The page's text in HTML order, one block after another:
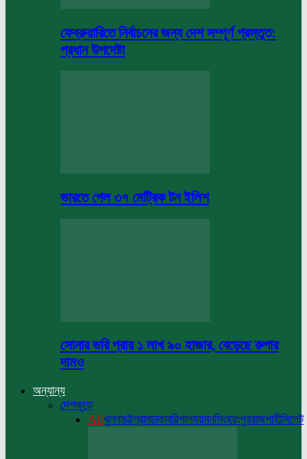
ফেব্রুয়ারিতে নির্বাচনের জন্য দেশ সম্পূর্ণ প্রস্তুত:
প্রধান উপদেষ্টা
ভারতে গেল ৩৭ মেট্রিক টন ইলিশ
সোনার ভরি প্রায় ১ লাখ ৯০ হাজার, বেড়েছে রুপার
দামও
অন্যান্য
দেশজুড়ে
Allখুলনাচট্টগ্রামঢাকাবরিশালময়মনসিংহরংপুররাজশাহীসিলেট